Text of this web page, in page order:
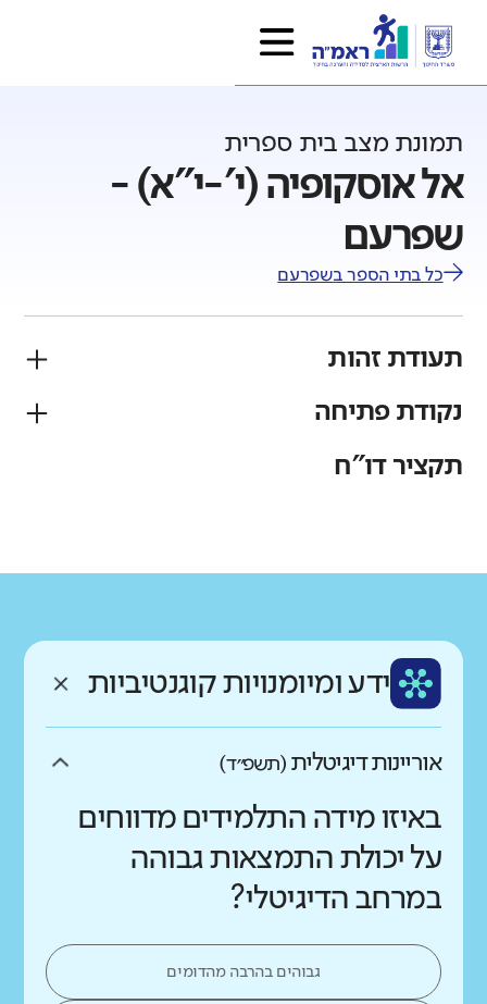
תמונת מצב בית ספרית
אל אוסקופיה (י'-י"א) -
שפרעם
כל בתי הספר בשפרעם
תעודת זהות
פיקוח
נקודת פתיחה
רקע חברתי כלכלי
ממוצע תלמידים בכיתה
גבוה נמוך
תקציר דו"ח
ידע ומיומנויות קוגנטיביות
אוריינות דיגיטלית (תשפ״ד)
באיזו מידה התלמידים מדווחים
על יכולת התמצאות גבוהה
במרחב הדיגיטלי?
גבוהים בהרבה מהדומים